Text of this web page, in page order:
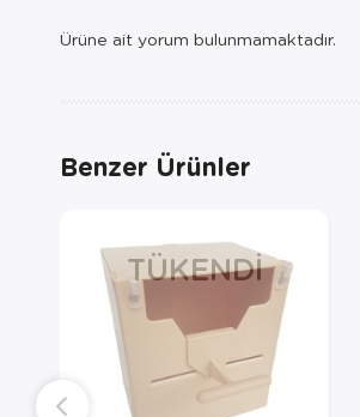
Ürüne ait yorum bulunmamaktadır.
Benzer Ürünler
TÜKENDI